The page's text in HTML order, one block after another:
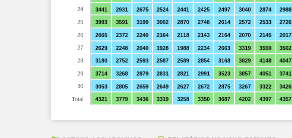
3441 2931 2675 2524 2441 2425 2497 3040 2874 2988
3993 3591 3199 3002 2870 2748 2614 2572 2533 2726
2665 2372 2240 2164 2118 2143 2164 2070 2145 2017
2629 2248 2040 1928 1988 2234 2663 3319 3559 3502
3180 2752 2593 2587 2589 2854 3168 3829 4148 4047
3714 3268 2879 2831 2821 2991 3523 3857 4051 3741
3053 2805 2659 2649 2627 2672 2875 3267 3322 3426
4321 3779 3436 3319 3258 3350 3687 4202 4397 4357
24
25
26
27
28
29
30
Total